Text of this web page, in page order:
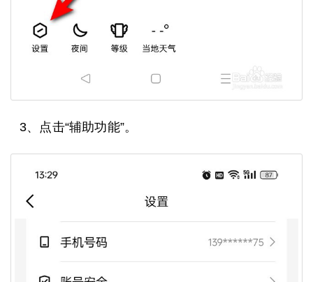
3、点击“辅助功能”。